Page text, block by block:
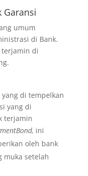
Garansi
umum
di Bank.
terjamin di
di tempelkan
yang di
terjamin
ini
oleh bank
muka setelah